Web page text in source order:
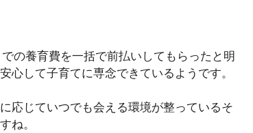
の養育費を一括で前払いしてもらったと明
して子育てに専念できているようです。
応じていつでも会える環境が整っているそ
ね。